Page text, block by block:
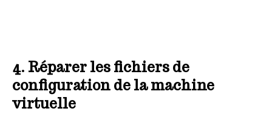
4. Réparer les fichiers de
configuration de la machine
virtuelle